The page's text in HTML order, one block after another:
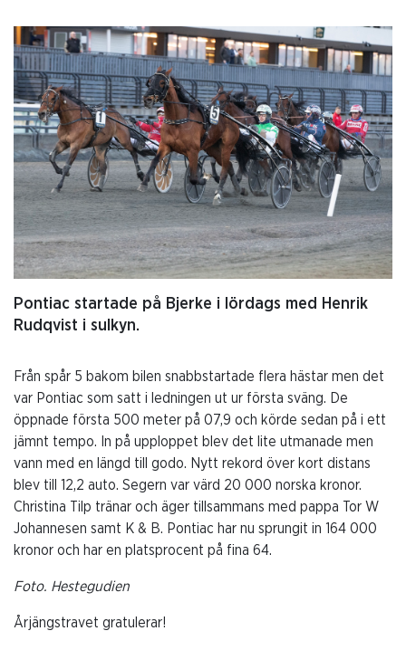
Pontiac startade på Bjerke i lördags med Henrik
Rudqvist i sulkyn.
Från spår 5 bakom bilen snabbstartade flera hästar men det
var Pontiac som satt i ledningen ut ur första sväng. De
öppnade första 500 meter på 07,9 och körde sedan på i ett
jämnt tempo. In på upploppet blev det lite utmanade men
vann med en längd till godo. Nytt rekord över kort distans
blev till 12,2 auto. Segern var värd 20 000 norska kronor.
Christina Tilp tränar och äger tillsammans med pappa Tor W
Johannesen samt K & B. Pontiac har nu sprungit in 164 000
kronor och har en platsprocent på fina 64.
Foto. Hestegudien
Årjängstravet gratulerar!